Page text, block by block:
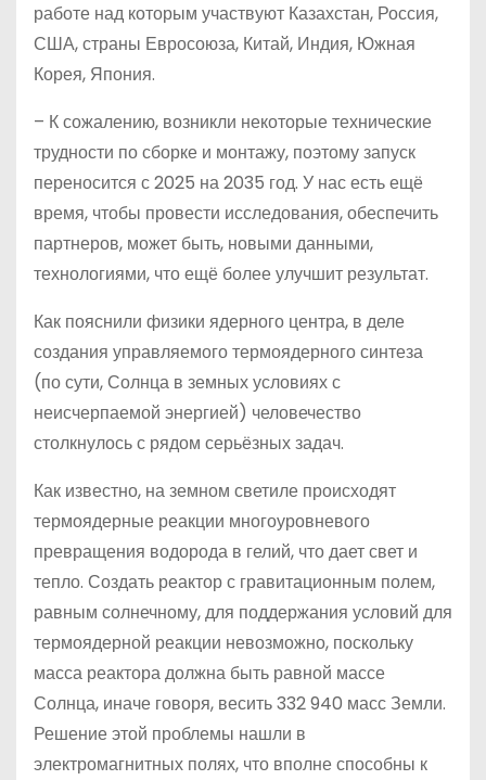
работе над которым участвуют Казахстан, Россия,
США, страны Евросоюза, Китай, Индия, Южная
Корея, Япония.
– К сожалению, возникли некоторые технические
трудности по сборке и монтажу, поэтому запуск
переносится с 2025 на 2035 год. У нас есть ещё
время, чтобы провести исследования, обеспечить
партнеров, может быть, новыми данными,
технологиями, что ещё более улучшит результат.
Как пояснили физики ядерного центра, в деле
создания управляемого термоядерного синтеза
(по сути, Солнца в земных условиях с
неисчерпаемой энергией) человечество
столкнулось с рядом серьёзных задач.
Как известно, на земном светиле происходят
термоядерные реакции многоуровневого
превращения водорода в гелий, что дает свет и
тепло. Создать реактор с гравитационным полем,
равным солнечному, для поддержания условий для
термоядерной реакции невозможно, поскольку
масса реактора должна быть равной массе
Солнца, иначе говоря, весить 332 940 масс Земли.
Решение этой проблемы нашли в
электромагнитных полях, что вполне способны к